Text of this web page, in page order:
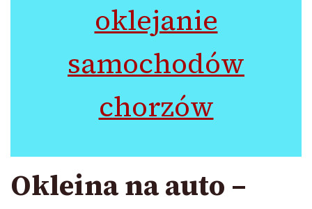
oklejanie
samochodów
chorzów
Okleina na auto –